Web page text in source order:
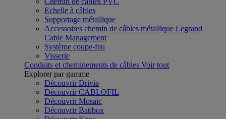
Echelle à câbles
Supportage métallique
Accessoires chemin de câbles métallique Legrand
Cable Management
Système coupe-feu
Visserie
Conduits et cheminements de câbles Voir tout
Explorer par gamme
Découvrir Drivia
Découvrir CABLOFIL
Découvrir Mosaic
Découvrir Batibox